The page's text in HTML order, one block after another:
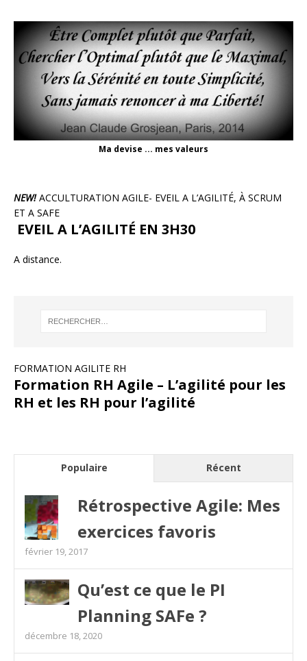
Ma devise ... mes valeurs
NEW!ACCULTURATION AGILE- EVEIL A L’AGILITÉ, À SCRUM
ET A SAFE
EVEIL A L’AGILITÉ EN 3H30
A distance.
FORMATION AGILITE RH
Formation RH Agile – L’agilité pour les
RH et les RH pour l’agilité
Populaire Récent
Rétrospective Agile: Mes
exercices favoris
février 19, 2017
Qu’est ce que le PI
Planning SAFe ?
décembre 18, 2020